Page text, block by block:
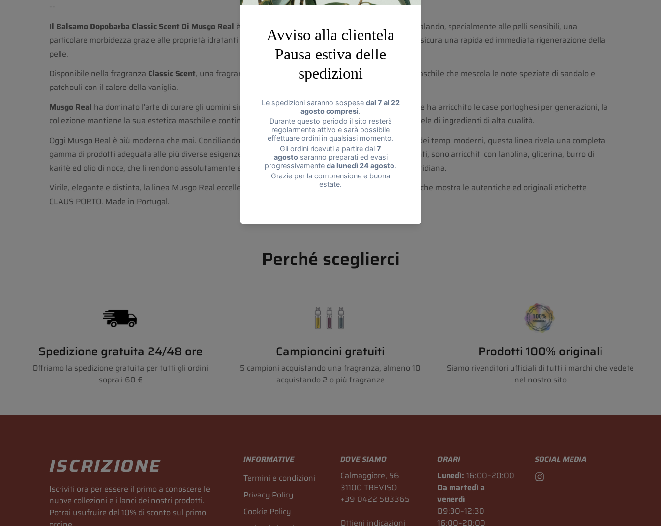
--
Il Balsamo Dopobarba Classic Scent Di Musgo Real è a rapido assorbimento e completa la rasatura regalando, specialmente alle pelli sensibili, una
particolare morbidezza grazie alle proprietà idratanti dell’
olio di mandorla e dijojoba. L’olio di karitè
assicura una rapida ed immediata rigenerazione della
pelle.
Disponibile nella fragranza Classic Scent, una fragranza legnosa orientale dal profumo decisamente maschile che mescola le note speziate di sandalo e
patchouli con il calore della vaniglia.
Musgo Real ha dominato l'arte di curare gli uomini sin dalla sua creazione negli anni '30. Un classico che ha arricchito le case portoghesi per generazioni, la
collezione mantiene la sua estetica maschile e continua a portare avanti la sua eredità utilizzando miscele di ingredienti di alta qualità.
Oggi Musgo Real è più moderna che mai. Conciliando la produzione manuale centenaria alla domanda dei tempi moderni, questa linea rivela una completa
gamma di prodotti adeguata alle più diverse esigenze dell’universo maschile. Unici per proprietà idratanti, sono arricchiti con lanolina, glicerina, burro di
karitè ed olio di noce, che li rendono assolutamente efficaci contro le aggressioni esterne della vita quotidiana.
Virile, elegante e distinta, la linea Musgo Real eccelle per qualità, per il suo packaging contemporaneo, che mostra le autentiche ed originali etichette
CLAUS PORTO. Made in Portugal.
Perché sceglierci
Spedizione gratuita 24/48 ore
Offriamo la spedizione gratuita per tutti gli ordini
sopra i 60 €
Campioncini gratuiti
5 campioni acquistando una fragranza, almeno 10
acquistando 2 o più fragranze
Prodotti 100% originali
Siamo rivenditori ufficiali di tutti i marchi che vedete
nel nostro sito
ISCRIZIONE
Iscriviti ora per essere il primo a conoscere le
nuove collezioni e i lanci dei nostri prodotti.
Potrai usufruire del 10% di sconto sul primo
INFORMATIVE
Termini e condizioni
Privacy Policy
Cookie Policy
DOVE SIAMO
Calmaggiore, 56
31100 TREVISO
+39 0422 583365
Ottieni indicazioni
ORARI
Lunedì:16:00–20:00
Da martedì a
venerdì
09:30–12:30
16:00–20:00
SOCIAL MEDIA